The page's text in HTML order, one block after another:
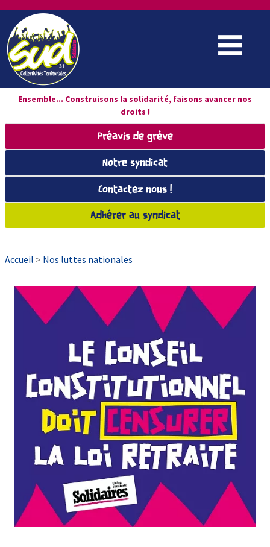
Ensemble... Construisons la solidarité, faisons avancer nos
droits !
Préavis de grève
Notre syndicat
Contactez nous !
Adhérer au syndicat
Accueil > Nos luttes nationales